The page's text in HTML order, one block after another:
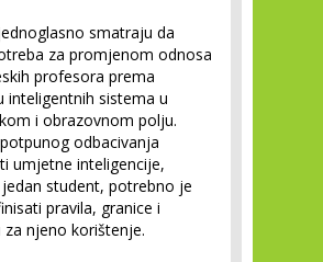
smatraju da
za promjenom odnosa
profesora prema
inteligentnih sistema u
i obrazovnom polju.
odbacivanja
umjetne inteligencije,
student, potrebno je
pravila, granice i
za njeno korištenje.